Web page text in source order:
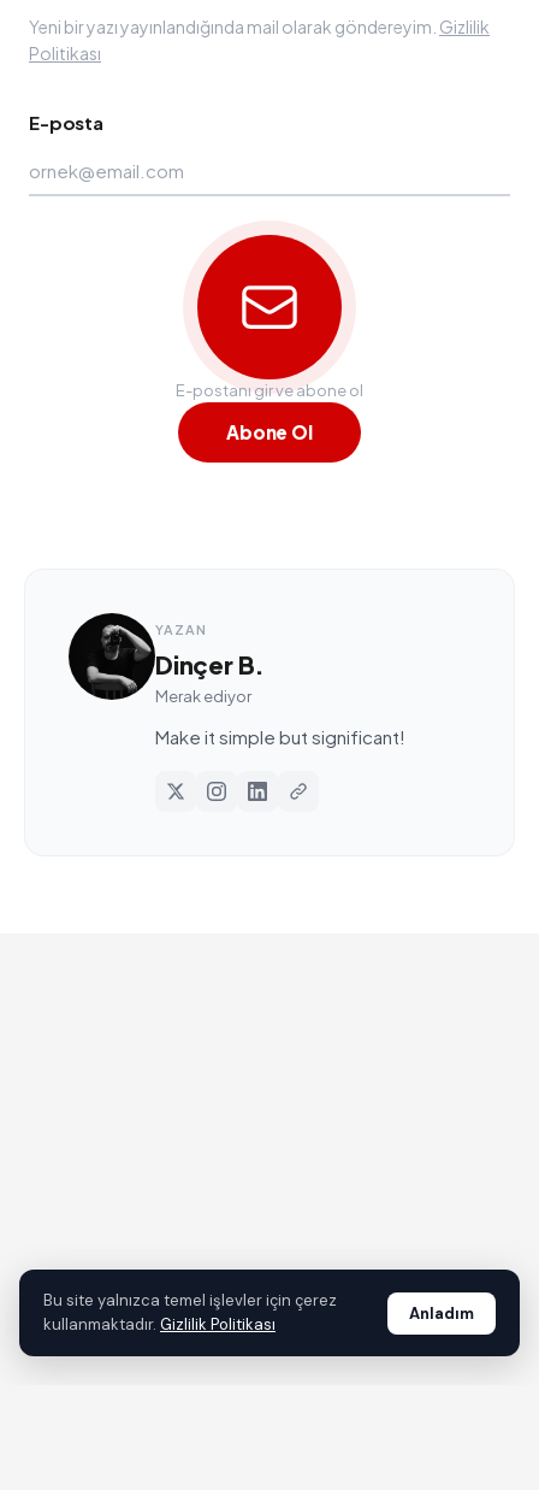
Yeni bir yazı yayınlandığında mail olarak göndereyim. Gizlilik
Politikası
E-posta
E-postanı gir ve abone ol
Abone Ol
YAZAN
Dinçer B.
Merak ediyor
Make it simple but significant!
Bu site yalnızca temel işlevler için çerez
kullanmaktadır. Gizlilik Politikası
Anladım